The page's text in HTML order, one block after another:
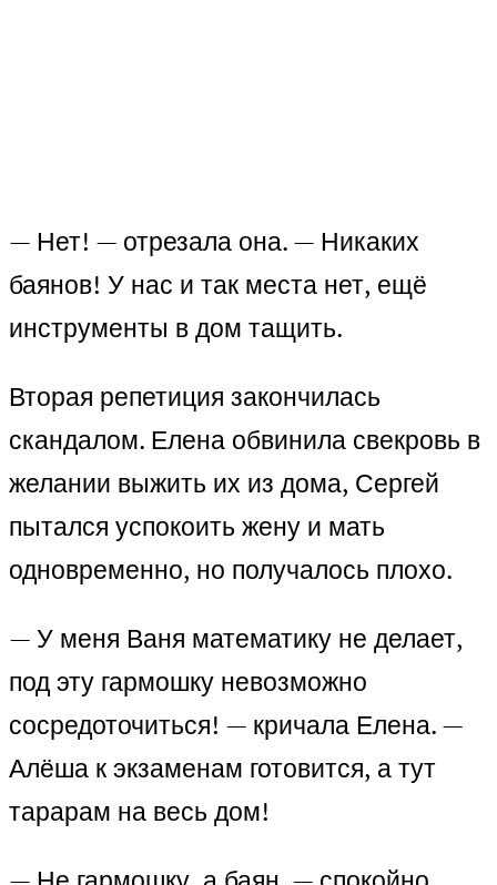
— Нет! — отрезала она. — Никаких
баянов! У нас и так места нет, ещё
инструменты в дом тащить.
Вторая репетиция закончилась
скандалом. Елена обвинила свекровь в
желании выжить их из дома, Сергей
пытался успокоить жену и мать
одновременно, но получалось плохо.
— У меня Ваня математику не делает,
под эту гармошку невозможно
сосредоточиться! — кричала Елена. —
Алёша к экзаменам готовится, а тут
тарарам на весь дом!